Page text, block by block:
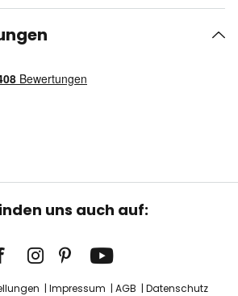
uns auch auf:
Impressum AGB
Datenschutz